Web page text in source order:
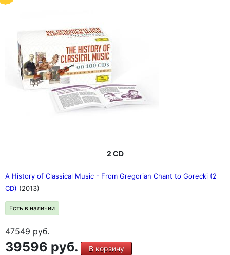
2 CD
A History of Classical Music - From Gregorian Chant to Gorecki (2
CD) (2013)
Есть в наличии
47549руб.
39596 руб. В корзину